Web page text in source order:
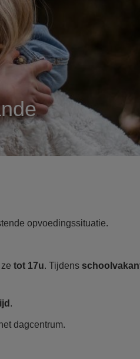
opvoedingssituatie.
tot 17u. Tijdens
.
dagcentrum.